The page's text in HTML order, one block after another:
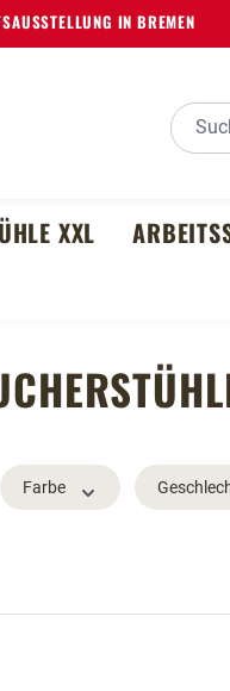
IN BREMEN
XXL
Farbe